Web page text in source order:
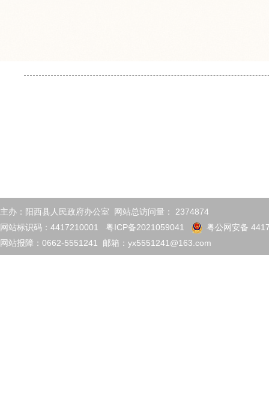
主办：阳西县人民政府办公室 网站总访问量： 2374874
网站标识码：4417210001 粤ICP备2021059041
粤公网安备
网站报障：0662-5551241 邮箱：yx5551241@163.com